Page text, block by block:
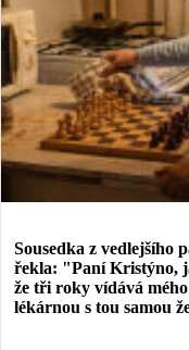
Sousedka z vedlejšího
řekla: "Paní Kristýno,
že tři roky vídává
lékárnou s tou samou